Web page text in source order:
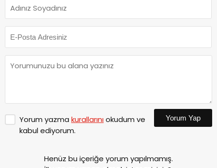
Yorum yazma kurallarınıokudum ve
kabul ediyorum.
Yorum Yap
Henüz bu içeriğe yorum yapılmamış.